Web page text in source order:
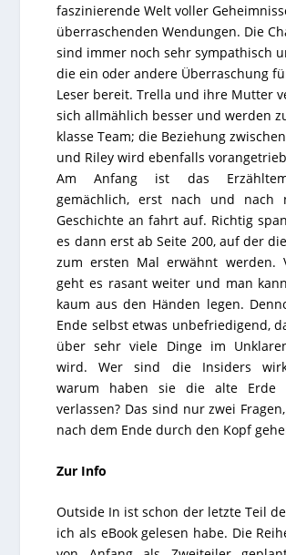
faszinierende Welt voller
überraschenden Wendungen. Die
sind immer noch sehr sympathisch
die ein oder andere Überraschung
Leser bereit. Trella und ihre Mutter
sich allmählich besser und werden
klasse Team; die Beziehung
und Riley wird ebenfalls
Am Anfang ist das
gemächlich, erst nach und nach
Geschichte an fahrt auf. Richtig
es dann erst ab Seite 200, auf der
zum ersten Mal erwähnt werden.
geht es rasant weiter und man
kaum aus den Händen legen.
Ende selbst etwas unbefriedigend,
über sehr viele Dinge im
wird. Wer sind die Insiders
warum haben sie die alte Erde
verlassen? Das sind nur zwei
nach dem Ende durch den Kopf
Zur Info
Outside In ist schon der letzte Teil
ich als eBook gelesen habe. Die